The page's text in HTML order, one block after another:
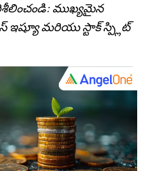
ముఖ్యమైన
ఇష్యూ మరియు స్టాక్ స్ప్లిట్